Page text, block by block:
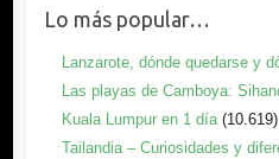
Lo más popular…
Lanzarote, dónde quedarse y
Las playas de Camboya:
Kuala Lumpur en 1 día (10.619)
Tailandia – Curiosidades y